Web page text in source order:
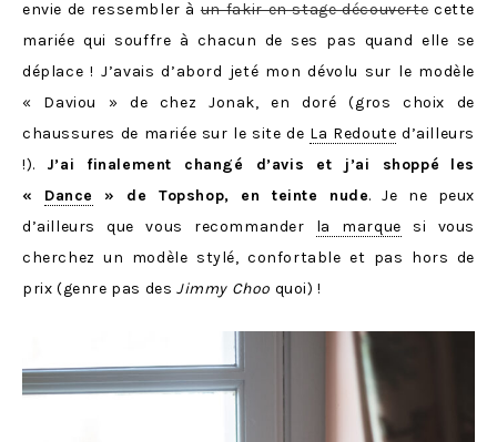
envie de ressembler àun fakir en stage découvertecette
mariée qui souffre à chacun de ses pas quand elle se
déplace ! J’avais d’abord jeté mon dévolu sur le modèle
« Daviou » de chez Jonak, en doré (gros choix de
chaussures de mariée sur le site de La Redoute d’ailleurs
!). J’ai finalement changé d’avis et j’ai shoppé
les
« Dance » de Topshop, en teinte nude. Je ne peux
d’ailleurs que vous recommander la marque si vous
cherchez un modèle stylé, confortable et pas hors de
prix (genre pas des Jimmy Choo quoi) !